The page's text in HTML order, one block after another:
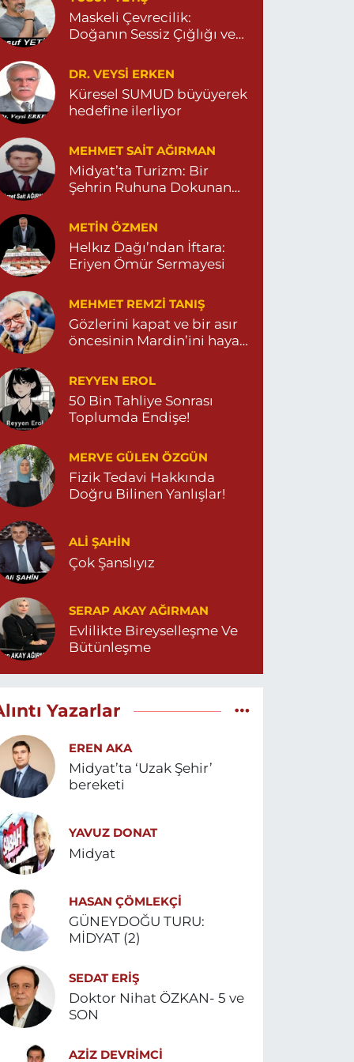
Turan Eczanesi
Mahallesi, Kısmetli Caddesi No:59 D
Mardin
0 (482) 381 36 70 Yol Tarifi Al
Maskeli Çevrecilik:
Doğanın Sessiz Çığlığı ve
DR. VEYSI ERKEN
Küresel SUMUD büyüyerek
hedefine ilerliyor
MEHMET SAIT AĞIRMAN
Midyat’ta Turizm: Bir
Şehrin Ruhuna Dokunan
METIN ÖZMEN
Helkız Dağı’ndan İftara:
Eriyen Ömür Sermayesi
MEHMET REMZI TANIŞ
Gözlerini kapat ve bir asır
öncesinin Mardin’ini hayal
REYYEN EROL
50 Bin Tahliye Sonrası
Toplumda Endişe!
MERVE GÜLEN ÖZGÜN
Fizik Tedavi Hakkında
Doğru Bilinen Yanlışlar!
ALI ŞAHİN
Çok Şanslıyız
SERAP AKAY AĞIRMAN
Evlilikte Bireyselleşme Ve
Bütünleşme
Yazarlar
EREN AKA
Midyat’ta ‘Uzak Şehir’
bereketi
YAVUZ DONAT
Midyat
HASAN ÇÖMLEKÇİ
GÜNEYDOĞU TURU:
MİDYAT (2)
SEDAT ERİŞ
Doktor Nihat ÖZKAN- 5 ve
SON
AZIZ DEVRIMCI